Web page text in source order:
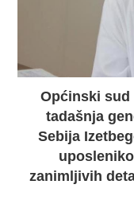
Općinski sud
tadašnja
Sebija
zanimljivih